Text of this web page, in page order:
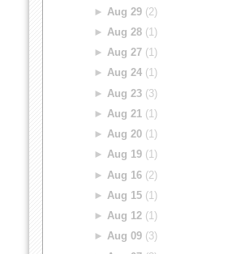
► Aug 29 (2)
► Aug 28 (1)
►Aug 27 (1)
►Aug 24 (1)
► Aug 23 (3)
► Aug 21 (1)
►Aug 20 (1)
►Aug 19 (1)
► Aug 16 (2)
► Aug 15 (1)
►Aug 12 (1)
►Aug 09 (3)